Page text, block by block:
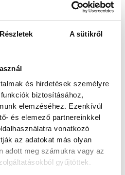
Részletek A sütikről
és hirdetések személyre
biztosításához,
elemzéséhez. Ezenkívül
és elemező partnereinkkel
vonatkozó
az adatokat más olyan
adott meg számukra vagy az
gyűjtöttek.
néptánc-
gyermekek
aulájában
következő napokban,
szájmaszk és
után lehet belépni.